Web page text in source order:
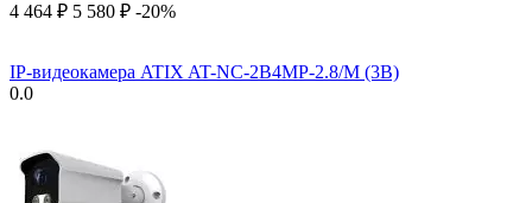
4 464 ₽ 5 580 ₽ -20%
IP-видеокамера ATIX AT-NC-2B4MP-2.8/M (3B)
0.0